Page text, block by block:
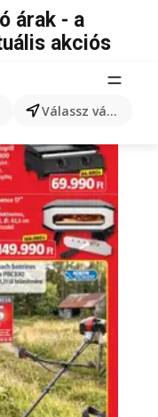
Válassz várost
árak - a
akciós